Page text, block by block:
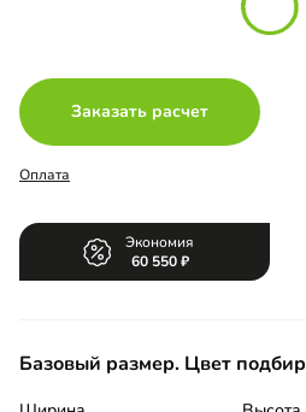
Заказать расчет
Оплата
Экономия
60 550
Базовый размер. Цвет